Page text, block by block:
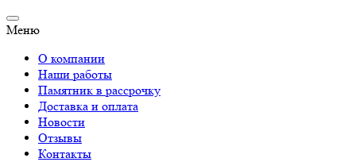
Меню
О компании
Наши работы
Памятник в рассрочку
Доставка и оплата
Новости
Отзывы
Контакты